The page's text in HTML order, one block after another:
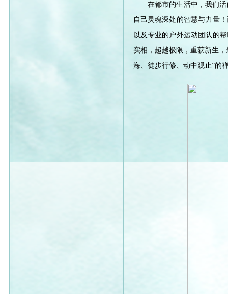
在都市的生活中，我们
自己灵魂深处的智慧与力量
以及专业的户外运动团队的
实相，超越极限，重获新生
海、徒步行修、动中观止”的